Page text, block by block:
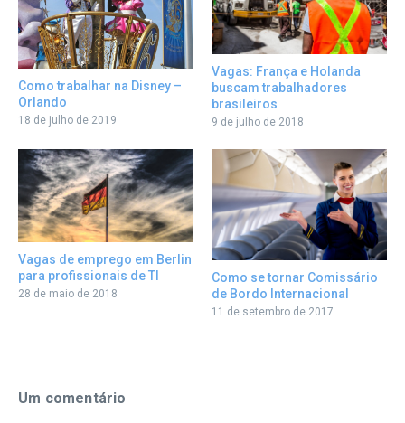
Como trabalhar na Disney –
Orlando
18 de julho de 2019
Vagas: França e Holanda
buscam trabalhadores
brasileiros
9 de julho de 2018
Vagas de emprego em Berlin
para profissionais de TI
28 de maio de 2018
Como se tornar Comissário
de Bordo Internacional
11 de setembro de 2017
Um comentário